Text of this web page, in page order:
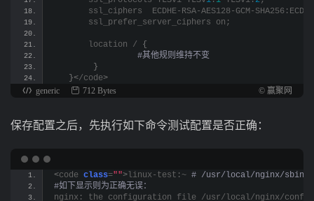
ssl_ciphers  ECDHE-RSA-AES128-GCM-
       ssl_prefer_server_ciphers on;
       location /
{
#其他规则维持不变
}
}</code>
generic
712 Bytes © 赢聚网
保存配置之后，先执行如下命令测试配置是否正确：
<code class=""> linux-test:~ # /usr/local/nginx/sbin/
#如下显示则为正确无误：
nginx: the configuration file /usr/local/nginx/conf/